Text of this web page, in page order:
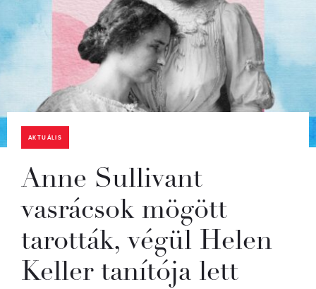
AKTUÁLIS
Anne Sullivant
vasrácsok mögött
tarották, végül Helen
Keller tanítója lett